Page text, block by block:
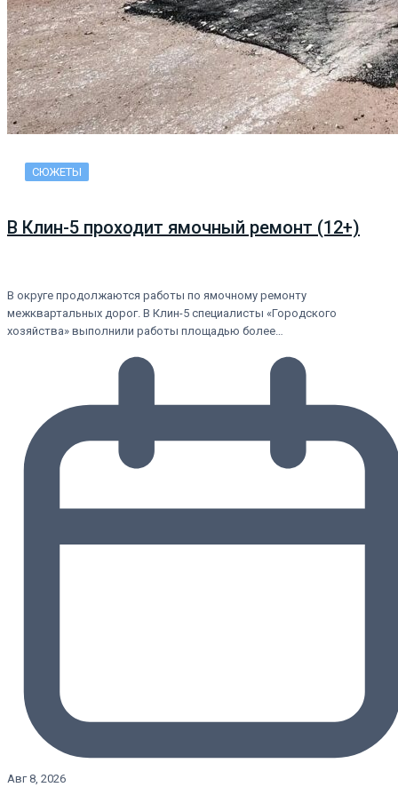
СЮЖЕТЫ
В Клин-5 проходит ямочный ремонт (12+)
В округе продолжаются работы по ямочному ремонту
межквартальных дорог. В Клин-5 специалисты «Городского
хозяйства» выполнили работы площадью более…
Авг 8, 2026